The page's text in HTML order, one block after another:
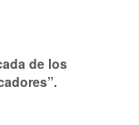
de los